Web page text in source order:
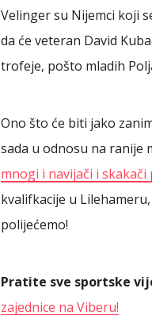
Velinger su Nijemci koji
da će veteran David
trofeje, pošto mladih
Ono što će biti jako
sada u odnosu na ranije
mnogi i navijači i
kvalifkacije u
polijećemo!
Pratite sve sportske
zajednice na Viberu!